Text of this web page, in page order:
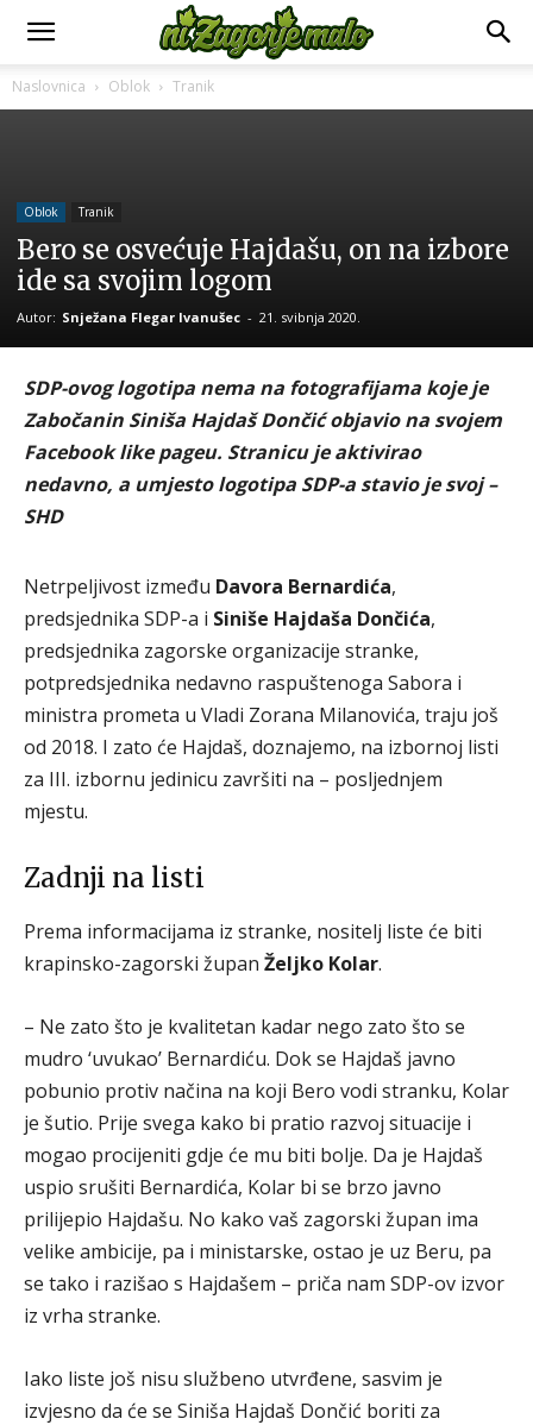
Naslovnica Oblok Tranik
Oblok Tranik
Bero se osvećuje Hajdašu, on na izbore
ide sa svojim logom
Autor: Snježana Flegar Ivanušec - 21. svibnja 2020.
SDP-ovog logotipa nema na fotografijama koje je
Zabočanin Siniša Hajdaš Dončić objavio na svojem
Facebook like pageu. Stranicu je aktivirao
nedavno, a umjesto logotipa SDP-a stavio je svoj –
SHD
Netrpeljivost između Davora Bernardića,
predsjednika SDP-a i Siniše Hajdaša Dončića,
predsjednika zagorske organizacije stranke,
potpredsjednika nedavno raspuštenoga Sabora i
ministra prometa u Vladi Zorana Milanovića, traju još
od 2018. I zato će Hajdaš, doznajemo, na izbornoj listi
za III. izbornu jedinicu završiti na – posljednjem
mjestu.
Zadnji na listi
Prema informacijama iz stranke, nositelj liste će biti
krapinsko-zagorski župan Željko Kolar.
– Ne zato što je kvalitetan kadar nego zato što se
mudro ‘uvukao’ Bernardiću. Dok se Hajdaš javno
pobunio protiv načina na koji Bero vodi stranku, Kolar
je šutio. Prije svega kako bi pratio razvoj situacije i
mogao procijeniti gdje će mu biti bolje. Da je Hajdaš
uspio srušiti Bernardića, Kolar bi se brzo javno
prilijepio Hajdašu. No kako vaš zagorski župan ima
velike ambicije, pa i ministarske, ostao je uz Beru, pa
se tako i razišao s Hajdašem – priča nam SDP-ov izvor
iz vrha stranke.
Iako liste još nisu službeno utvrđene, sasvim je
izvjesno da će se Siniša Hajdaš Dončić boriti za